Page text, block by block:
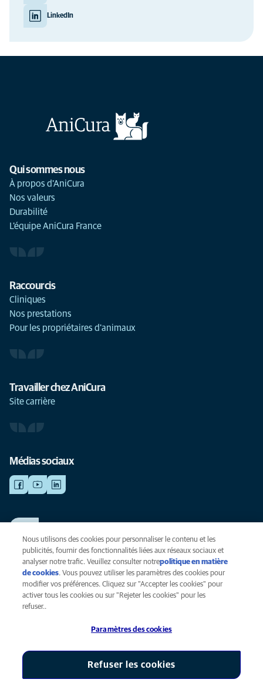
LinkedIn
Qui sommes nous
À propos d'AniCura
Nos valeurs
Durabilité
L'équipe AniCura France
Raccourcis
Cliniques
Nos prestations
Pour les propriétaires d'animaux
Travailler chez AniCura
Site carrière
Médias sociaux
Voir nos offres d'emploi
Vie privée
Légal
Cookies
AniCura est une filiale de Mars, Inc © 2026
Nous utilisons des cookies pour personnaliser le contenu et les
publicités, fournir des fonctionnalités liées aux réseaux sociaux et
analyser notre trafic. Veuillez consulter notrepolitique en matière
de cookies(opens in a new tab)
. Vous pouvez utiliser les paramètres des cookies pour
modifier vos préférences. Cliquez sur "Accepter les cookies" pour
activer tous les cookies ou sur "Rejeter les cookies" pour les
refuser..
Paramètres des cookies
Refuser les cookies